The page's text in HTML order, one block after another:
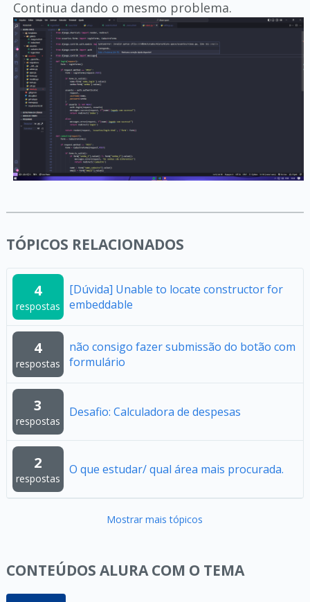
Continua dando o mesmo problema.
TÓPICOS RELACIONADOS
4
respostas
[Dúvida] Unable to locate constructor for
embeddable
4
respostas
não consigo fazer submissão do botão com
formulário
3
respostas
Desafio: Calculadora de despesas
2
respostas
O que estudar/ qual área mais procurada.
Mostrar mais tópicos
CONTEÚDOS ALURA COM O TEMA